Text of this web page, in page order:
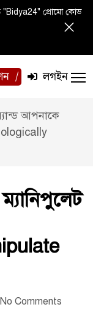
"Bidya24" প্রোমো কোড
লগইন
আপনাকে
No Comments